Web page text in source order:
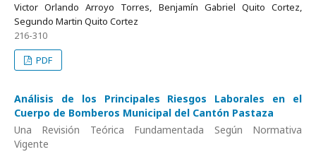
Victor Orlando Arroyo Torres, Benjamín Gabriel Quito Cortez,
Segundo Martin Quito Cortez
216-310
PDF
Análisis de los Principales Riesgos Laborales en el
Cuerpo de Bomberos Municipal del Cantón Pastaza
Una Revisión Teórica Fundamentada Según Normativa
Vigente